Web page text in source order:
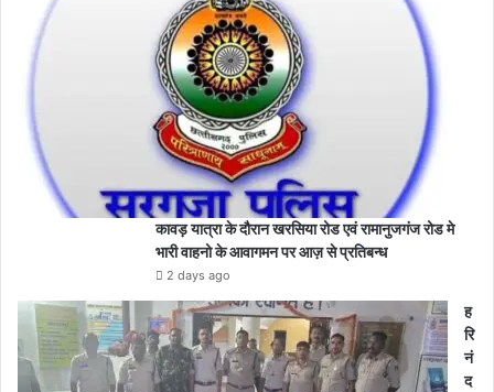
कावड़ यात्रा के दौरान खरसिया रोड एवं रामानुजगंज रोड मे
भारी वाहनो के आवागमन पर आज़ से प्रतिबन्ध
2 days ago
ह
रि
नं
द